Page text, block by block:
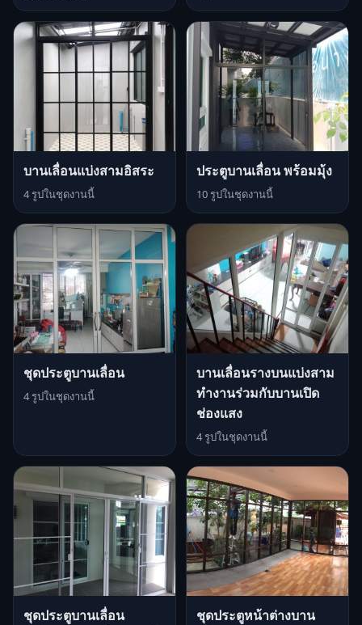
บานเลื่อนแบ่งสามอิสระ
4 รูปในชุดงานนี้
ประตูบานเลื่อน พร้อมมุ้ง
10 รูปในชุดงานนี้
ชุดประตูบานเลื่อน
4 รูปในชุดงานนี้
บานเลื่อนรางบนแบ่งสาม
ทำงานร่วมกับบานเปิด
ช่องแสง
4 รูปในชุดงานนี้
ชุดประตูบานเลื่อน
ชุดประตูหน้าต่างบาน